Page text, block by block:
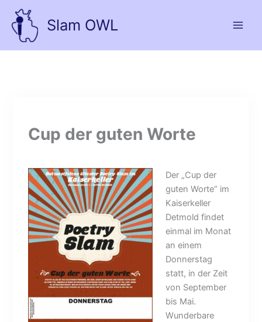
Inhalt
springen
Slam OWL
Cup der guten Worte
Der „Cup der
guten Worte“ im
Kaiserkeller
Detmold findet
einmal im Monat
an einem
Donnerstag
statt, in der Zeit
von September
bis Mai.
Wunderbare